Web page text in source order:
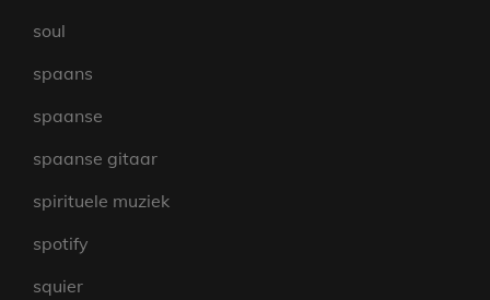
soul
spaans
spaanse
spaanse gitaar
spirituele muziek
spotify
squier